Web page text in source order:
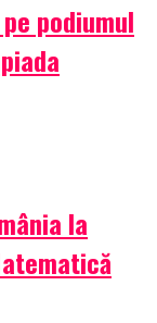
podiumul
la